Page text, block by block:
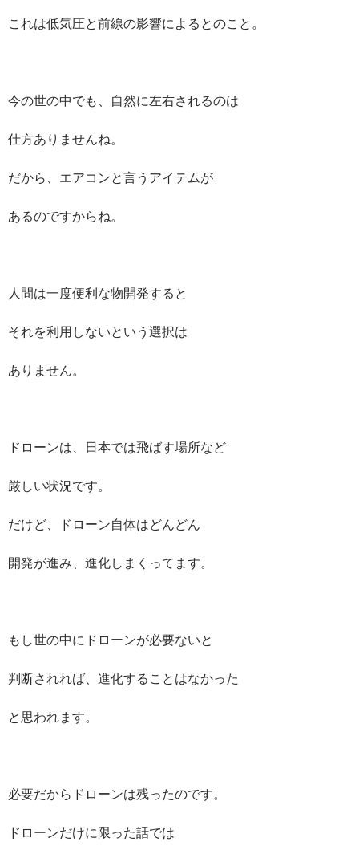
これは低気圧と前線の影響によるとのこと。
今の世の中でも、自然に左右されるのは
仕方ありませんね。
だから、エアコンと言うアイテムが
あるのですからね。
人間は一度便利な物開発すると
それを利用しないという選択は
ありません。
ドローンは、日本では飛ばす場所など
厳しい状況です。
だけど、ドローン自体はどんどん
開発が進み、進化しまくってます。
もし世の中にドローンが必要ないと
判断されれば、進化することはなかった
と思われます。
必要だからドローンは残ったのです。
ドローンだけに限った話では